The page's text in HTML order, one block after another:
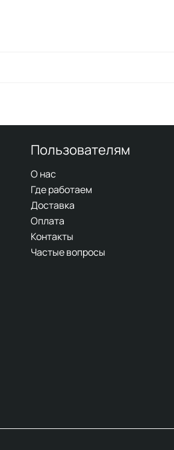
Пользователям
О нас
Где работаем
Доставка
Оплата
Контакты
Частые вопросы